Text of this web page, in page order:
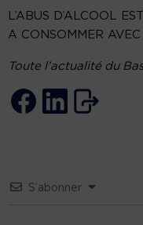
L’ABUS D’ALCOOL
A CONSOMMER
Toute l’actualité du
S’abonner